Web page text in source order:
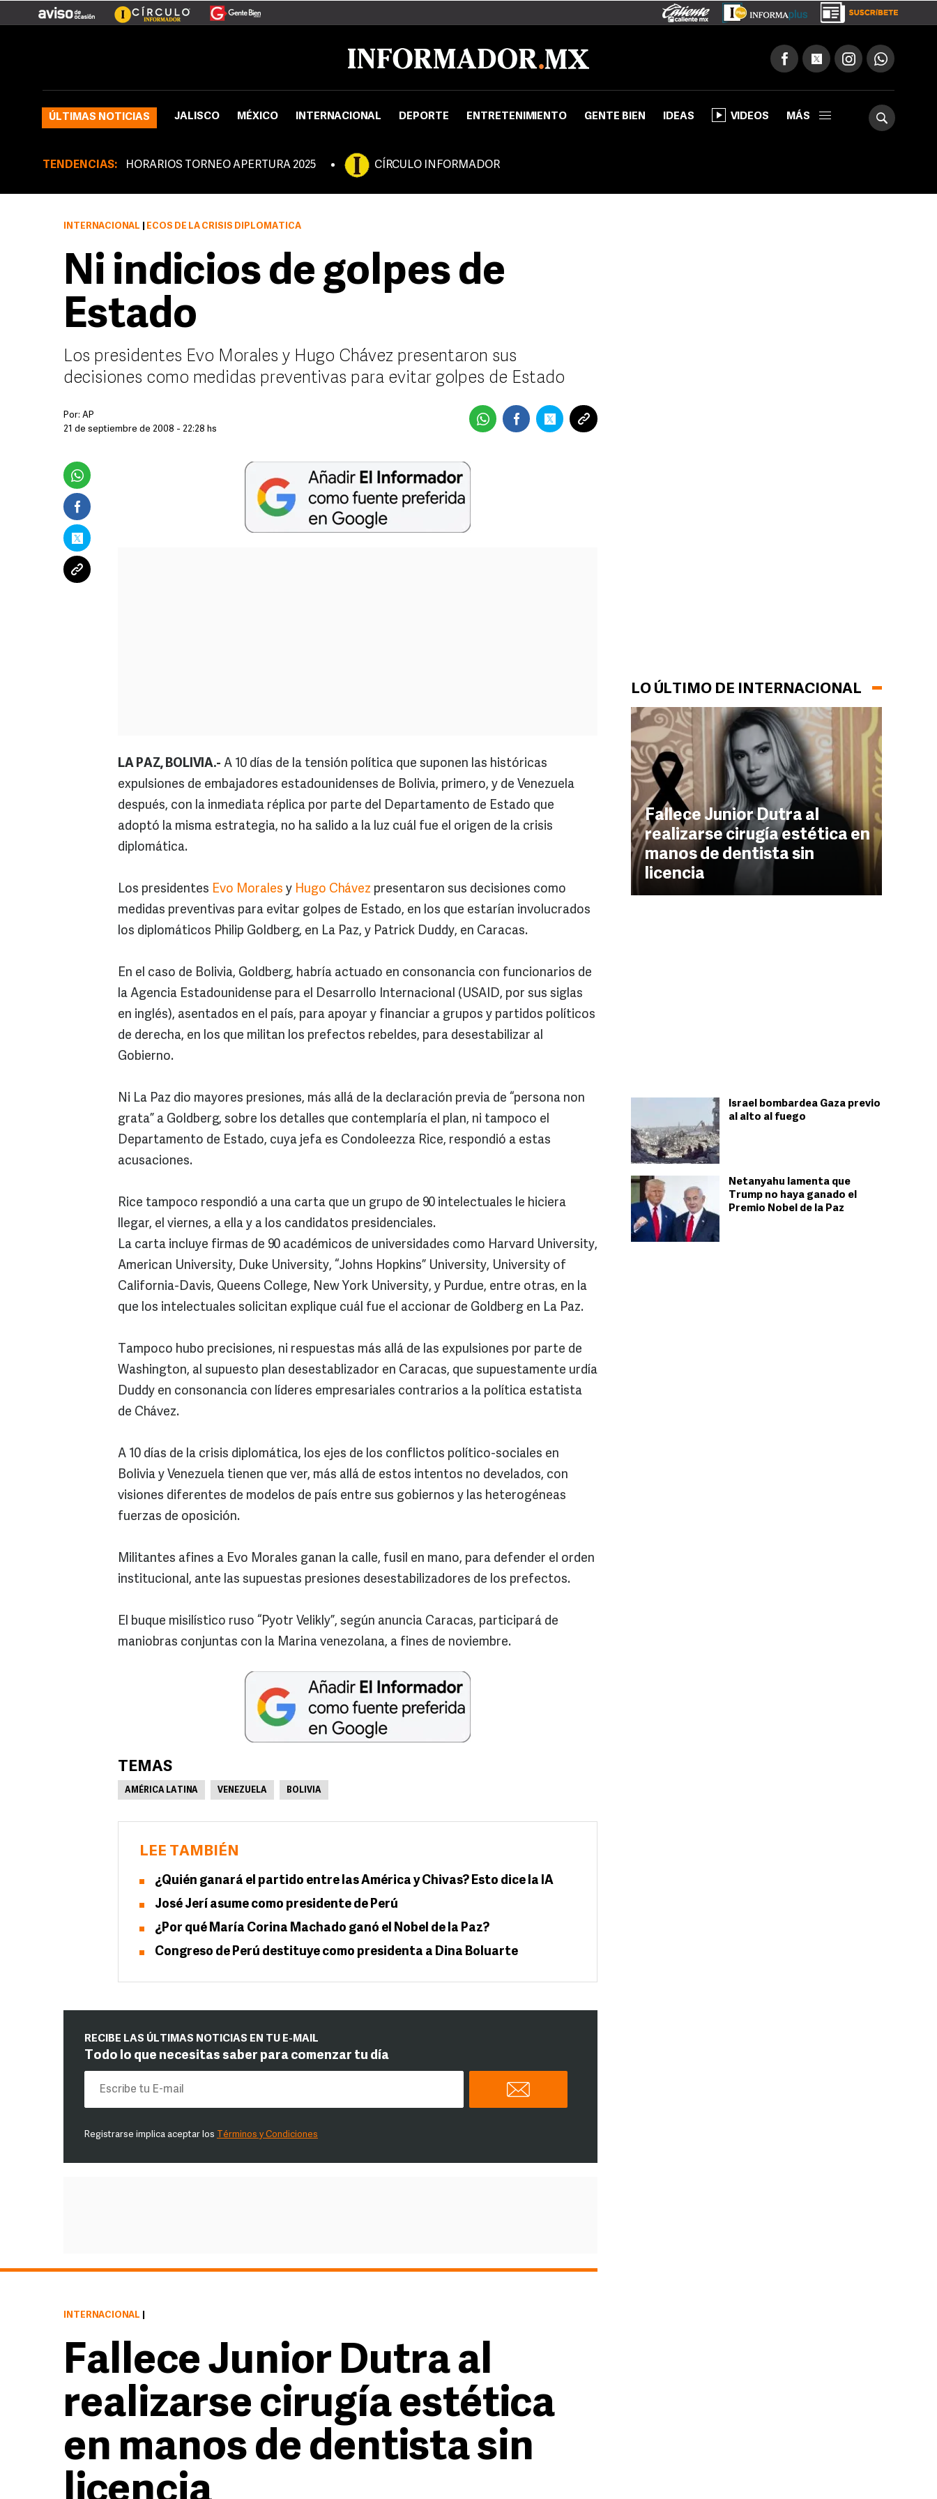
ÚLTIMAS NOTICIAS JALISCO MÉXICO INTERNACIONAL DEPORTE ENTRETENIMIENTO GENTE BIEN IDEAS VIDEOS MÁS
TENDENCIAS: HORARIOS TORNEO APERTURA 2025 CÍRCULO INFORMADOR
LO ÚLTIMO DE INTERNACIONAL
Fallece Junior Dutra al
realizarse cirugía estética en
manos de dentista sin
licencia
Israel bombardea Gaza previo
al alto al fuego
Netanyahu lamenta que
Trump no haya ganado el
Premio Nobel de la Paz
INTERNACIONAL ECOS DE LA CRISIS DIPLOMÁTICA
Ni indicios de golpes de
Estado
Los presidentes Evo Morales y Hugo Chávez presentaron sus
decisiones como medidas preventivas para evitar golpes de Estado
Por: AP
21 de septiembre de 2008 - 22:28 hs
LA PAZ, BOLIVIA.- A 10 días de la tensión política que suponen las históricas
expulsiones de embajadores estadounidenses de Bolivia, primero, y de Venezuela
después, con la inmediata réplica por parte del Departamento de Estado que
adoptó la misma estrategia, no ha salido a la luz cuál fue el origen de la crisis
diplomática.
Los presidentes Evo Morales y Hugo Chávez presentaron sus decisiones como
medidas preventivas para evitar golpes de Estado, en los que estarían involucrados
los diplomáticos Philip Goldberg, en La Paz, y Patrick Duddy, en Caracas.
En el caso de Bolivia, Goldberg, habría actuado en consonancia con funcionarios de
la Agencia Estadounidense para el Desarrollo Internacional (USAID, por sus siglas
en inglés), asentados en el país, para apoyar y financiar a grupos y partidos políticos
de derecha, en los que militan los prefectos rebeldes, para desestabilizar al
Gobierno.
Ni La Paz dio mayores presiones, más allá de la declaración previa de “persona non
grata” a Goldberg, sobre los detalles que contemplaría el plan, ni tampoco el
Departamento de Estado, cuya jefa es Condoleezza Rice, respondió a estas
acusaciones.
Rice tampoco respondió a una carta que un grupo de 90 intelectuales le hiciera
llegar, el viernes, a ella y a los candidatos presidenciales.
La carta incluye firmas de 90 académicos de universidades como Harvard University,
American University, Duke University, “Johns Hopkins” University, University of
California-Davis, Queens College, New York University, y Purdue, entre otras, en la
que los intelectuales solicitan explique cuál fue el accionar de Goldberg en La Paz.
Tampoco hubo precisiones, ni respuestas más allá de las expulsiones por parte de
Washington, al supuesto plan desestablizador en Caracas, que supuestamente urdía
Duddy en consonancia con líderes empresariales contrarios a la política estatista
de Chávez.
A 10 días de la crisis diplomática, los ejes de los conflictos político-sociales en
Bolivia y Venezuela tienen que ver, más allá de estos intentos no develados, con
visiones diferentes de modelos de país entre sus gobiernos y las heterogéneas
fuerzas de oposición.
Militantes afines a Evo Morales ganan la calle, fusil en mano, para defender el orden
institucional, ante las supuestas presiones desestabilizadores de los prefectos.
El buque misilístico ruso “Pyotr Velikly”, según anuncia Caracas, participará de
maniobras conjuntas con la Marina venezolana, a fines de noviembre.
TEMAS
AMÉRICA LATINA VENEZUELA BOLIVIA
LEE TAMBIÉN
¿Quién ganará el partido entre las América y Chivas? Esto dice la IA
José Jerí asume como presidente de Perú
¿Por qué María Corina Machado ganó el Nobel de la Paz?
Congreso de Perú destituye como presidenta a Dina Boluarte
RECIBE LAS ÚLTIMAS NOTICIAS EN TU E-MAIL
Todo lo que necesitas saber para comenzar tu día
Registrarse implica aceptar los Términos y Condiciones
INTERNACIONAL
Fallece Junior Dutra al
realizarse cirugía estética
en manos de dentista sin